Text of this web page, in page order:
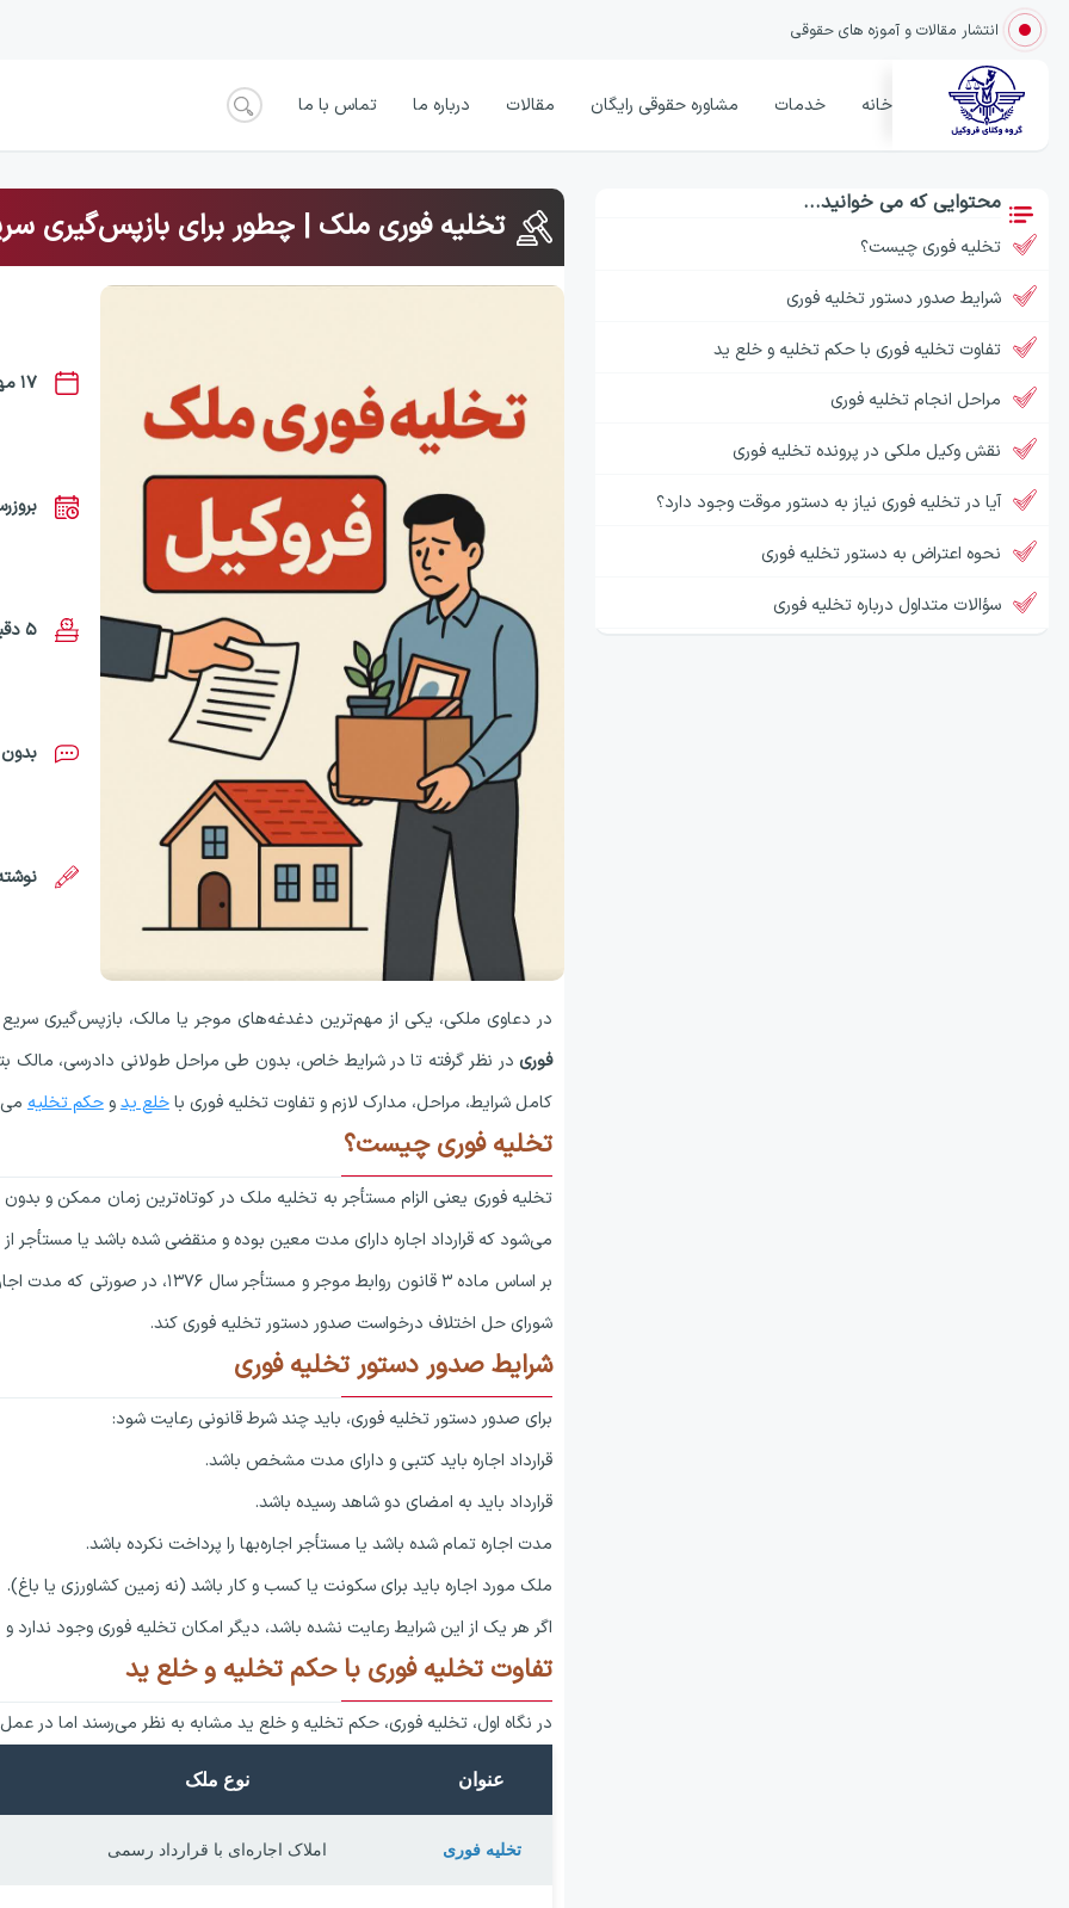
انتشار مقالات و آموزه های حقوقی
خانه خدمات مشاوره حقوقی رایگان مقالات درباره ما تماس با ما
محتوایی که می خوانید...
تخلیه فوری چیست؟
شرایط صدور دستور تخلیه فوری
تفاوت تخلیه فوری با حکم تخلیه و خلع ید
مراحل انجام تخلیه فوری
نقش وکیل ملکی در پرونده تخلیه فوری
آیا در تخلیه فوری نیاز به دستور موقت وجود دارد؟
نحوه اعتراض به دستور تخلیه فوری
سؤالات متداول درباره تخلیه فوری
تخلیه فوری ملک | چطور برای بازپس‌گیری
۱۷ مهر ۱۴۰۴
5 دقیقه
در دعاوی ملکی، یکی از مهم‌ترین دغدغه‌های موجر یا مالک، بازپس‌گیری
فوری در نظر گرفته تا در شرایط خاص، بدون طی مراحل طولانی دادرسی، مالک
کامل شرایط، مراحل، مدارک لازم و تفاوت تخلیه فوری باخلع یدوحکم تخلیه
تخلیه فوری چیست؟
تخلیه فوری یعنی الزام مستأجر به تخلیه ملک در کوتاه‌ترین زمان ممکن و
می‌شود که قرارداد اجاره دارای مدت معین بوده و منقضی شده باشد یا مستأجر از
بر اساس ماده ۳ قانون روابط موجر و
شورای حل اختلاف درخواست صدور دستور تخلیه فوری کند.
شرایط صدور دستور تخلیه فوری
برای صدور دستور تخلیه فوری، باید چند شرط قانونی رعایت شود:
قرارداد اجاره باید کتبی و دارای مدت مشخص باشد.
قرارداد باید به امضای دو شاهد رسیده باشد.
مدت اجاره تمام شده باشد یا مستأجر اجاره‌بها را پرداخت نکرده باشد.
ملک مورد اجاره باید برای سکونت یا کسب و کار باشد (نه زمین کشاورزی یا باغ).
اگر هر یک از این شرایط رعایت نشده باشد، دیگر امکان تخلیه فوری وجود ندارد
تفاوت تخلیه فوری با حکم تخلیه و خلع ید
در نگاه اول، تخلیه فوری، حکم تخلیه و خلع ید مشابه به نظر می‌رسند اما در
عنوان نوع ملک
تخلیه فوری املاک اجاره‌ای با قرارداد رسمی